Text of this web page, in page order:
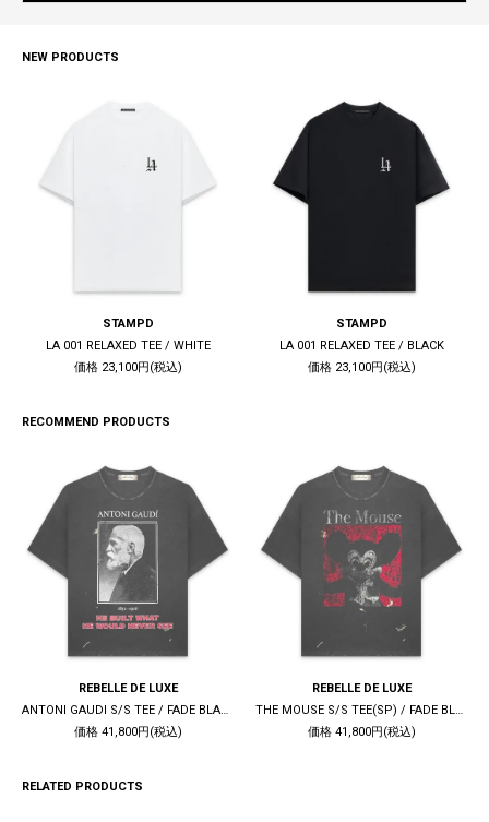
NEW PRODUCTS
STAMPD
LA 001 RELAXED TEE / WHITE
価格 23,100円(税込)
STAMPD
LA 001 RELAXED TEE / BLACK
価格 23,100円(税込)
RECOMMEND PRODUCTS
REBELLE DE LUXE
ANTONI GAUDI S/S TEE / FADE BLACK
価格 41,800円(税込)
REBELLE DE LUXE
THE MOUSE S/S TEE(SP) / FADE BLACK
価格 41,800円(税込)
RELATED PRODUCTS